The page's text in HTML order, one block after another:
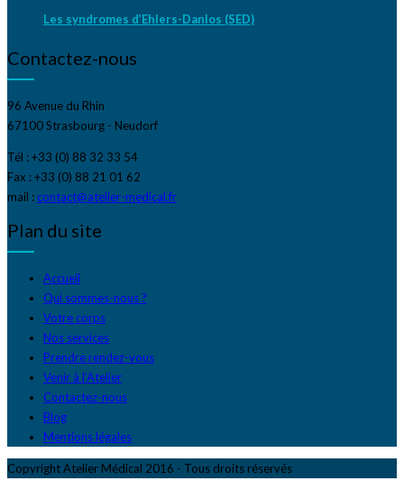
Les syndromes d’Ehlers-Danlos (SED)
Contactez-nous
96 Avenue du Rhin
67100 Strasbourg - Neudorf
Tél : +33 (0) 88 32 33 54
Fax : +33 (0) 88 21 01 62
mail : contact@atelier-medical.fr
Plan du site
Accueil
Qui sommes-nous ?
Votre corps
Nos services
Prendre rendez-vous
Venir à l’Atelier
Contactez-nous
Blog
Mentions légales
Copyright Atelier Médical 2016 - Tous droits réservés